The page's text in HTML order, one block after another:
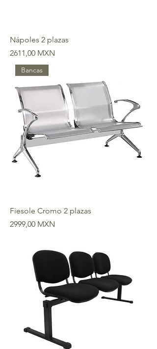
Nápoles 2 plazas
Precio
2611,00 MXN
Bancas
Fiesole Cromo 2 plazas
Precio
2999,00 MXN